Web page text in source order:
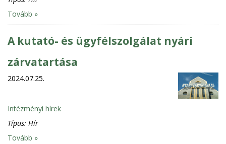
Tovább »
A kutató- és ügyfélszolgálat nyári
zárvatartása
2024.07.25.
Intézményi hírek
Típus: Hír
Tovább »